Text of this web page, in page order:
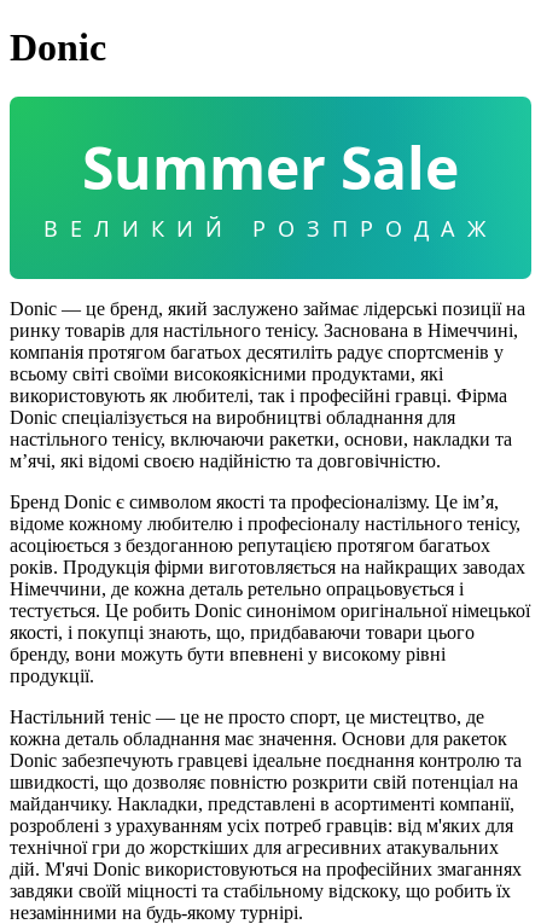
Donic
Summer Sale
ВЕЛИКИЙ РОЗПРОДАЖ
Donic — це бренд, який заслужено займає лідерські позиції на
ринку товарів для настільного тенісу. Заснована в Німеччині,
компанія протягом багатьох десятиліть радує спортсменів у
всьому світі своїми високоякісними продуктами, які
використовують як любителі, так і професійні гравці. Фірма
Donic спеціалізується на виробництві обладнання для
настільного тенісу, включаючи ракетки, основи, накладки та
м’ячі, які відомі своєю надійністю та довговічністю.
Бренд Donic є символом якості та професіоналізму. Це ім’я,
відоме кожному любителю і професіоналу настільного тенісу,
асоціюється з бездоганною репутацією протягом багатьох
років. Продукція фірми виготовляється на найкращих заводах
Німеччини, де кожна деталь ретельно опрацьовується і
тестується. Це робить Donic синонімом оригінальної німецької
якості, і покупці знають, що, придбаваючи товари цього
бренду, вони можуть бути впевнені у високому рівні
продукції.
Настільний теніс — це не просто спорт, це мистецтво, де
кожна деталь обладнання має значення. Основи для ракеток
Donic забезпечують гравцеві ідеальне поєднання контролю та
швидкості, що дозволяє повністю розкрити свій потенціал на
майданчику. Накладки, представлені в асортименті компанії,
розроблені з урахуванням усіх потреб гравців: від м'яких для
технічної гри до жорсткіших для агресивних атакувальних
дій. М'ячі Donic використовуються на професійних змаганнях
завдяки своїй міцності та стабільному відскоку, що робить їх
незамінними на будь-якому турнірі.